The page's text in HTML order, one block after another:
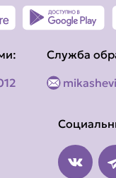
Служба